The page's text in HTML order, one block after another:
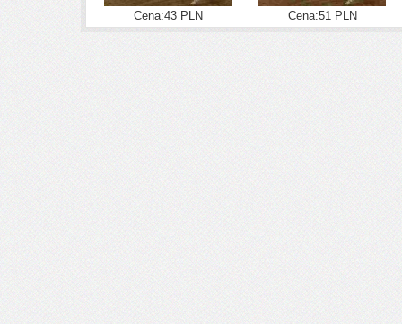
Cena:43 PLN Cena:51 PLN